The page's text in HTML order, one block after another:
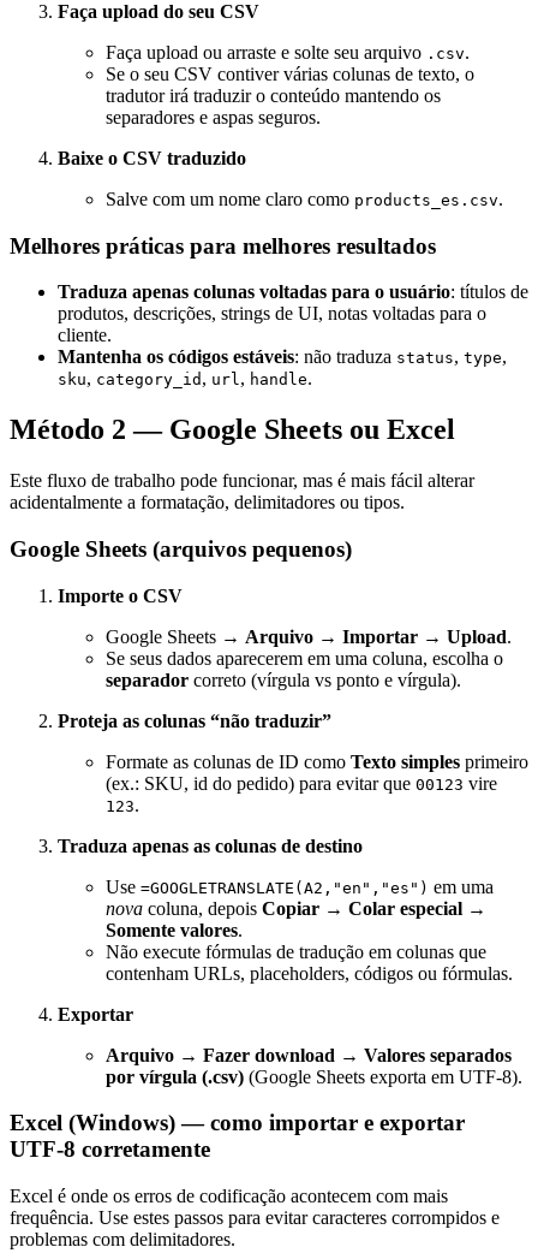
Faça upload do seu CSV
Faça upload ou arraste e solte seu arquivo .csv.
Se o seu CSV contiver várias colunas de texto, o
tradutor irá traduzir o conteúdo mantendo os
separadores e aspas seguros.
Baixe o CSV traduzido
Salve com um nome claro como products_es.csv.
Melhores práticas para melhores resultados
Traduza apenas colunas voltadas para o usuário: títulos de
produtos, descrições, strings de UI, notas voltadas para o
cliente.
Mantenha os códigos estáveis: não traduza status, type,
sku, category_id , url, handle.
Método 2 — Google Sheets ou Excel
Este fluxo de trabalho pode funcionar, mas é mais fácil alterar
acidentalmente a formatação, delimitadores ou tipos.
Google Sheets (arquivos pequenos)
Importe o CSV
Google Sheets → Arquivo → Importar → Upload.
Se seus dados aparecerem em uma coluna, escolha o
separador correto (vírgula vs ponto e vírgula).
Proteja as colunas “não traduzir”
Formate as colunas de ID como Texto simples primeiro
(ex.: SKU, id do pedido) para evitar que 00123 vire
123.
Traduza apenas as colunas de destino
Use =GOOGLETRANSLATE(A2,"en","es") em uma
nova coluna, depois Copiar → Colar especial →
Somente valores.
Não execute fórmulas de tradução em colunas que
contenham URLs, placeholders, códigos ou fórmulas.
Exportar
Arquivo → Fazer download → Valores separados
por vírgula (.csv) (Google Sheets exporta em UTF‑8).
Excel (Windows) — como importar e exportar
UTF‑8 corretamente
Excel é onde os erros de codificação acontecem com mais
frequência. Use estes passos para evitar caracteres corrompidos e
problemas com delimitadores.